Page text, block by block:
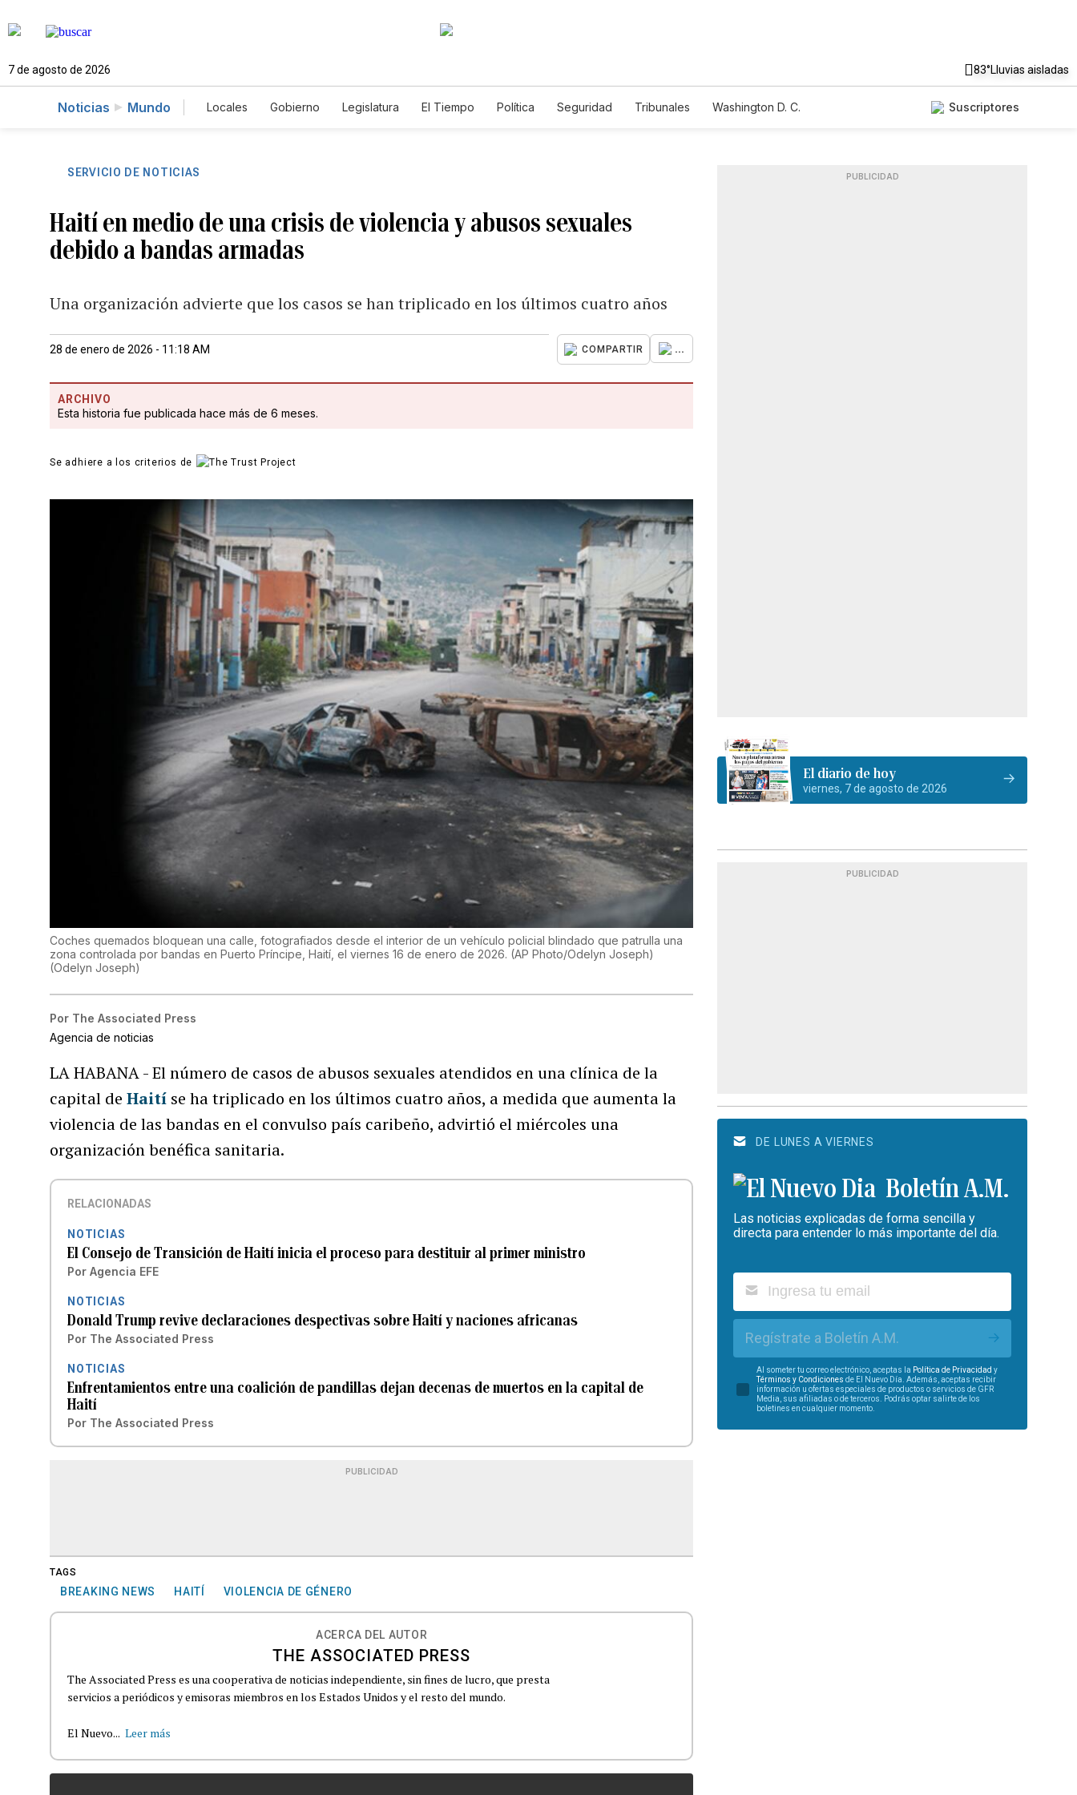
7 de agosto de 2026 83°Lluvias aisladas
Noticias Mundo Locales Gobierno Legislatura El Tiempo Política Seguridad Tribunales
Washington D. C.
Suscriptores
SERVICIO DE NOTICIAS
Haití en medio de una crisis de violencia y abusos sexuales
debido a bandas armadas
Una organización advierte que los casos se han triplicado en los últimos cuatro años
28 de enero de 2026 - 11:18 AM COMPARTIR ...
ARCHIVO
Esta historia fue publicada hace más de 6 meses.
Se adhiere a los criterios de
Coches quemados bloquean una calle, fotografiados desde el interior de un vehículo policial blindado que patrulla una
zona controlada por bandas en Puerto Príncipe, Haití, el viernes 16 de enero de 2026. (AP Photo/Odelyn Joseph)
(Odelyn Joseph)
Por The Associated Press
Agencia de noticias
LA HABANA - El número de casos de abusos sexuales atendidos en una clínica de la
capital deHaití se ha triplicado en los últimos cuatro años, a medida que aumenta la
violencia de las bandas en el convulso país caribeño, advirtió el miércoles una
organización benéfica sanitaria.
RELACIONADAS
NOTICIAS
El Consejo de Transición de Haití inicia el proceso para destituir al primer ministro
Por Agencia EFE
NOTICIAS
Donald Trump revive declaraciones despectivas sobre Haití y naciones africanas
Por The Associated Press
NOTICIAS
Enfrentamientos entre una coalición de pandillas dejan decenas de muertos en la capital de
Haití
Por The Associated Press
PUBLICIDAD
TAGS
BREAKING NEWS HAITÍ VIOLENCIA DE GÉNERO
ACERCA DEL AUTOR
THE ASSOCIATED PRESS
The Associated Press es una cooperativa de noticias independiente, sin fines de lucro, que presta
servicios a periódicos y emisoras miembros en los Estados Unidos y el resto del mundo.
El Nuevo... Leer más
PUBLICIDAD
El diario de hoy
viernes, 7 de agosto de 2026
PUBLICIDAD
DE LUNES A VIERNES
Boletín A.M.
Las noticias explicadas de forma sencilla y
directa para entender lo más importante del día.
Regístrate a Boletín A.M.
Al someter tu correo electrónico, aceptas la Política de Privacidad y
Términos y Condiciones de El Nuevo Día. Además, aceptas recibir
información u ofertas especiales de productos o servicios de GFR
Media, sus afiliadas o de terceros. Podrás optar salirte de los
boletines en cualquier momento.